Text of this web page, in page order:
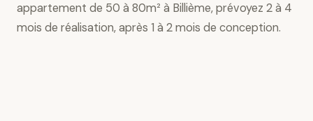
appartement de 50 à 80m² à Billième, prévoyez 2 à 4
mois de réalisation, après 1 à 2 mois de conception.